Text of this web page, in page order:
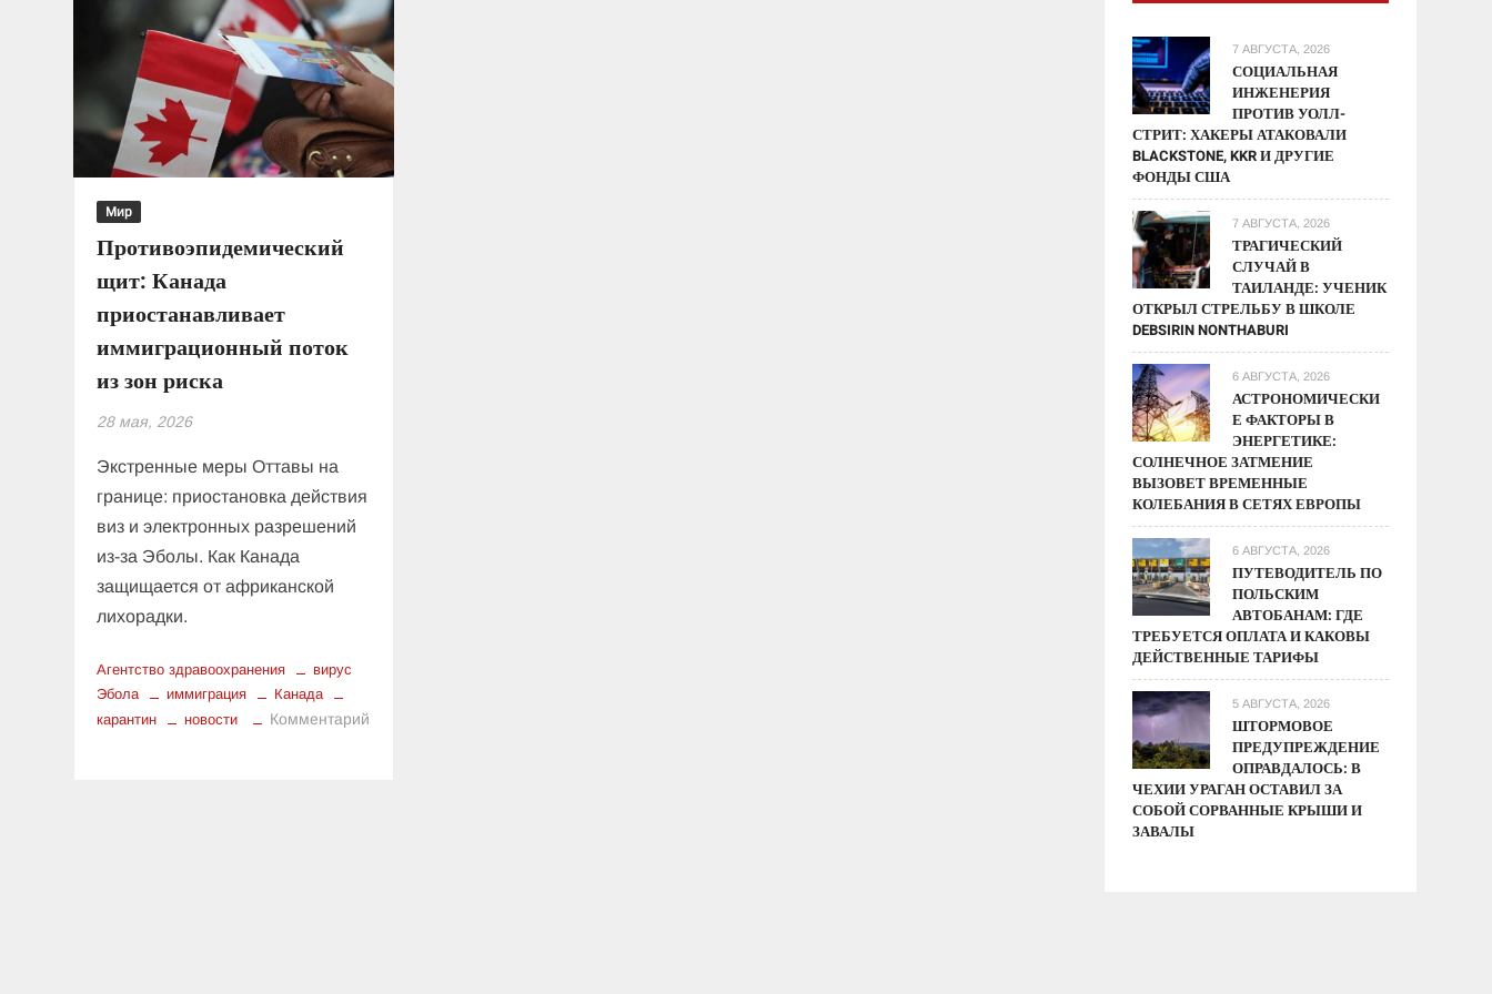
Мир
Противоэпидемический
щит: Канада
приостанавливает
иммиграционный поток
из зон риска
28 мая, 2026
Экстренные меры Оттавы на
границе: приостановка действия
виз и электронных разрешений
из-за Эболы. Как Канада
защищается от африканской
лихорадки.
Агентство здравоохранения
вирус
Эбола
иммиграция
Канада
карантин
новости
Комментарий
7 АВГУСТА, 2026
СОЦИАЛЬНАЯ
ИНЖЕНЕРИЯ
ПРОТИВ УОЛЛ-
СТРИТ: ХАКЕРЫ АТАКОВАЛИ
BLACKSTONE, KKR И ДРУГИЕ
ФОНДЫ США
7 АВГУСТА, 2026
ТРАГИЧЕСКИЙ
СЛУЧАЙ В
ТАИЛАНДЕ: УЧЕНИК
ОТКРЫЛ СТРЕЛЬБУ В ШКОЛЕ
DEBSIRIN NONTHABURI
6 АВГУСТА, 2026
АСТРОНОМИЧЕСКИ
Е ФАКТОРЫ В
ЭНЕРГЕТИКЕ:
СОЛНЕЧНОЕ ЗАТМЕНИЕ
ВЫЗОВЕТ ВРЕМЕННЫЕ
КОЛЕБАНИЯ В СЕТЯХ ЕВРОПЫ
6 АВГУСТА, 2026
ПУТЕВОДИТЕЛЬ ПО
ПОЛЬСКИМ
АВТОБАНАМ: ГДЕ
ТРЕБУЕТСЯ ОПЛАТА И КАКОВЫ
ДЕЙСТВЕННЫЕ ТАРИФЫ
5 АВГУСТА, 2026
ШТОРМОВОЕ
ПРЕДУПРЕЖДЕНИЕ
ОПРАВДАЛОСЬ: В
ЧЕХИИ УРАГАН ОСТАВИЛ ЗА
СОБОЙ СОРВАННЫЕ КРЫШИ И
ЗАВАЛЫ